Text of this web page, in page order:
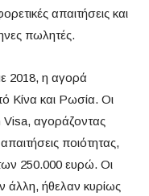
απαιτήσεις και
πωλητές.
2018, η αγορά
Κίνα και Ρωσία. Οι
Visa, αγοράζοντας
ποιότητας,
250.000 ευρώ. Οι
άλλη, ήθελαν κυρίως